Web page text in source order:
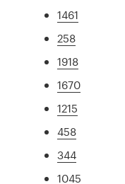
1461
258
1918
1670
1215
458
344
1045